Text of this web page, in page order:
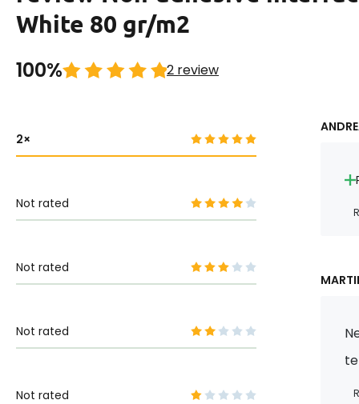
White 80 gr/m2
100% 2 review
2
Not rated
Not rated
Not rated
Not rated